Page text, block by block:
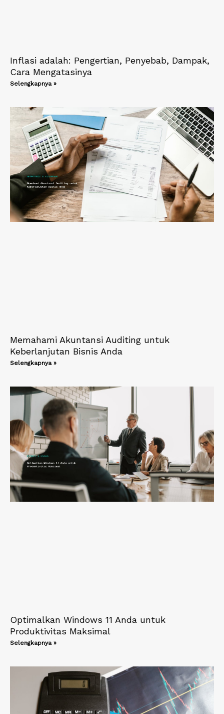
Inflasi adalah: Pengertian, Penyebab, Dampak,
Cara Mengatasinya
Selengkapnya »
Memahami Akuntansi Auditing untuk
Keberlanjutan Bisnis Anda
Selengkapnya »
Optimalkan Windows 11 Anda untuk
Produktivitas Maksimal
Selengkapnya »